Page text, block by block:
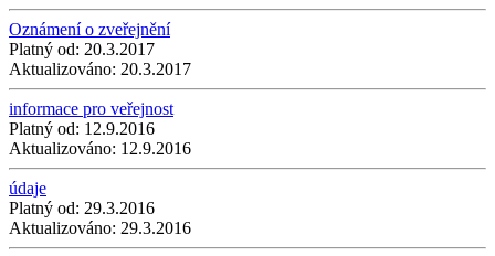
Oznámení o zveřejnění
Platný od: 20.3.2017
Aktualizováno: 20.3.2017
informace pro veřejnost
Platný od: 12.9.2016
Aktualizováno: 12.9.2016
údaje
Platný od: 29.3.2016
Aktualizováno: 29.3.2016